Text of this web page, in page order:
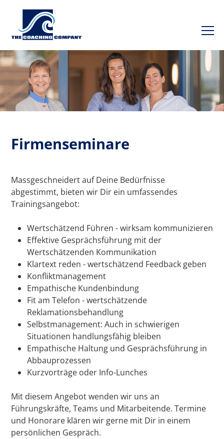
Firmenseminare
Massgeschneidert auf Deine Bedürfnisse
abgestimmt, bieten wir Dir ein umfassendes
Trainingsangebot:
Wertschätzend Führen - wirksam kommunizieren
Effektive Gesprächsführung mit der
Wertschätzenden Kommunikation
Klartext reden - wertschätzend Feedback geben
Konfliktmanagement
Empathische Kundenbindung
Fit am Telefon - wertschätzende
Reklamationsbehandlung
Selbstmanagement: Auch in schwierigen
Situationen handlungsfähig bleiben
Empathische Haltung und Gesprächsführung in
Abbauprozessen
Kurzvorträge oder Info-Lunches
Mit diesem Angebot wenden wir uns an
Führungskräfte, Teams und Mitarbeitende. Termine
und Honorare klären wir gerne mit Dir in einem
persönlichen Gespräch.